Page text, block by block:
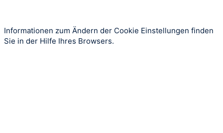
Informationen zum Ändern der Cookie Einstellungen finden
Sie in der Hilfe Ihres Browsers.